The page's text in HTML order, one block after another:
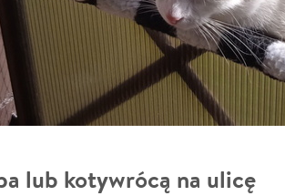
lub kotywrócą na ulicę